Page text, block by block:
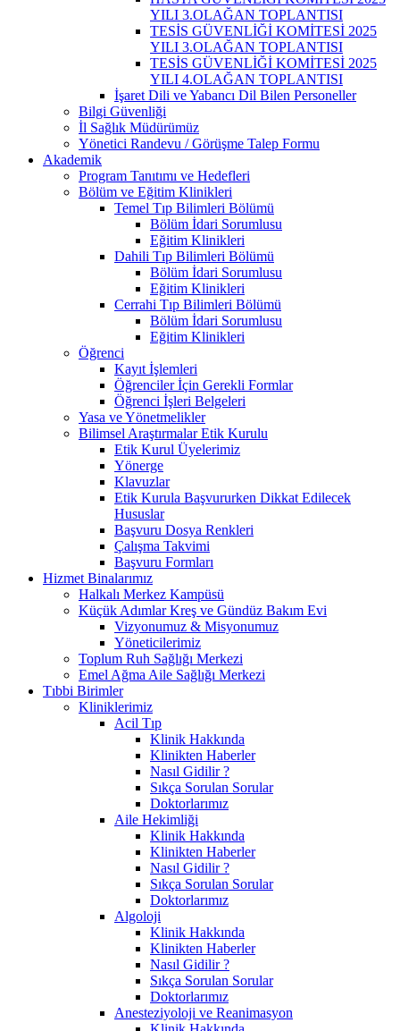
YILI 3.OLAĞAN TOPLANTISI
TESİS GÜVENLİĞİ KOMİTESİ 2025
YILI 3.OLAĞAN TOPLANTISI
TESİS GÜVENLİĞİ KOMİTESİ 2025
YILI 4.OLAĞAN TOPLANTISI
İşaret Dili ve Yabancı Dil Bilen Personeller
Bilgi Güvenliği
İl Sağlık Müdürümüz
Yönetici Randevu / Görüşme Talep Formu
Akademik
Program Tanıtımı ve Hedefleri
Bölüm ve Eğitim Klinikleri
Temel Tıp Bilimleri Bölümü
Bölüm İdari Sorumlusu
Eğitim Klinikleri
Dahili Tıp Bilimleri Bölümü
Bölüm İdari Sorumlusu
Eğitim Klinikleri
Cerrahi Tıp Bilimleri Bölümü
Bölüm İdari Sorumlusu
Eğitim Klinikleri
Öğrenci
Kayıt İşlemleri
Öğrenciler İçin Gerekli Formlar
Öğrenci İşleri Belgeleri
Yasa ve Yönetmelikler
Bilimsel Araştırmalar Etik Kurulu
Etik Kurul Üyelerimiz
Yönerge
Klavuzlar
Etik Kurula Başvururken Dikkat Edilecek
Hususlar
Başvuru Dosya Renkleri
Çalışma Takvimi
Başvuru Formları
Hizmet Binalarımız
Halkalı Merkez Kampüsü
Küçük Adımlar Kreş ve Gündüz Bakım Evi
Vizyonumuz & Misyonumuz
Yöneticilerimiz
Toplum Ruh Sağlığı Merkezi
Emel Ağma Aile Sağlığı Merkezi
Tıbbi Birimler
Kliniklerimiz
Acil Tıp
Klinik Hakkında
Klinikten Haberler
Nasıl Gidilir ?
Sıkça Sorulan Sorular
Doktorlarımız
Aile Hekimliği
Klinik Hakkında
Klinikten Haberler
Nasıl Gidilir ?
Sıkça Sorulan Sorular
Doktorlarımız
Algoloji
Klinik Hakkında
Klinikten Haberler
Nasıl Gidilir ?
Sıkça Sorulan Sorular
Doktorlarımız
Anesteziyoloji ve Reanimasyon